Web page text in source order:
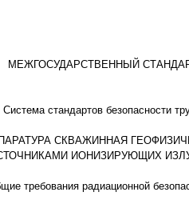
МЕЖГОСУДАРСТВЕННЫЙ
Система стандартов безопасности
СКВАЖИННАЯ
ИОНИЗИРУЮЩИХ
требования радиационной